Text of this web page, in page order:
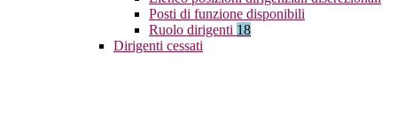
Posti di funzione disponibili
Ruolo dirigenti 18
Dirigenti cessati